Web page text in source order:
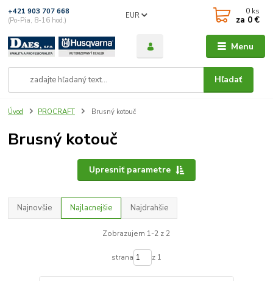
Menu
EUR
Hľadať
+421 903 707 668
(Po-Pia, 8-16 hod.)
0 ks
za 0 €
Úvod PROCRAFT Brusný kotouč
Brusný kotouč
Upresniť parametre
Najnovšie Najlacnejšie Najdrahšie
Zobrazujem 1-2 z 2
strana z 1